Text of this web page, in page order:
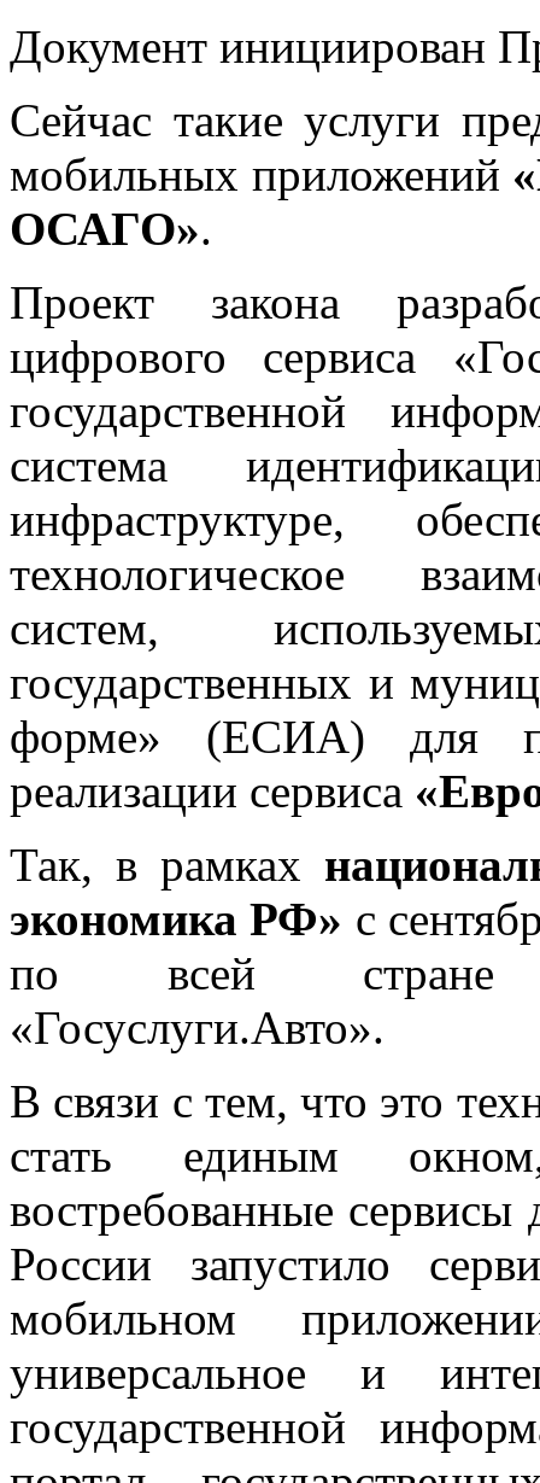
Документ инициирован
Сейчас такие услуги
мобильных приложений
ОСАГО».
Проект закона
цифрового сервиса
государственной
система
инфраструктуре,
технологическое
систем,
государственных и
форме» (ЕСИА) для
реализации сервиса
Так, в рамках
экономика РФ» с
по всей стране
«Госуслуги.Авто».
В связи с тем, что это
стать единым
востребованные
России запустило
мобильном
универсальное и
государственной